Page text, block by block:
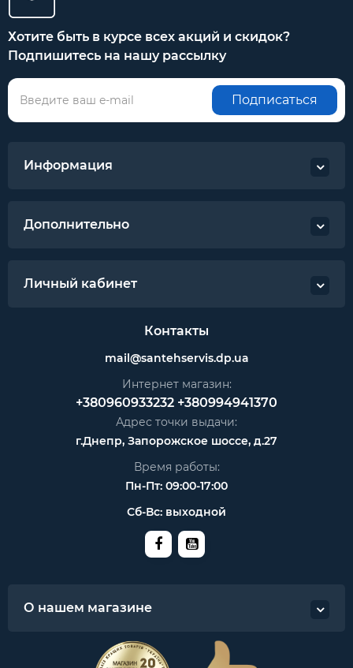
Хотите быть в курсе всех акций и скидок?
Подпишитесь на нашу рассылку
Подписаться
Информация
Дополнительно
Личный кабинет
Контакты
mail@santehservis.dp.ua
Интернет магазин:
+380960933232 +380994941370
Адрес точки выдачи:
г.Днепр, Запорожское шоссе, д.27
Время работы:
Пн-Пт: 09:00-17:00
Сб-Вс: выходной
О нашем магазине